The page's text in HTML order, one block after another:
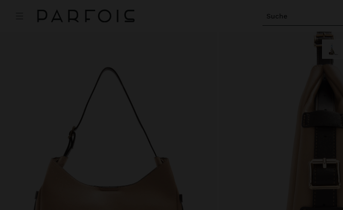
Suche